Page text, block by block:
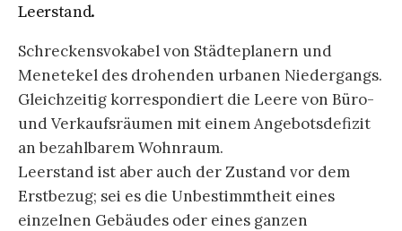
Leerstand.
Schreckensvokabel von Städteplanern und
Menetekel des drohenden urbanen Niedergangs.
Gleichzeitig korrespondiert die Leere von Büro-
und Verkaufsräumen mit einem Angebotsdefizit
an bezahlbarem Wohnraum.
Leerstand ist aber auch der Zustand vor dem
Erstbezug; sei es die Unbestimmtheit eines
einzelnen Gebäudes oder eines ganzen